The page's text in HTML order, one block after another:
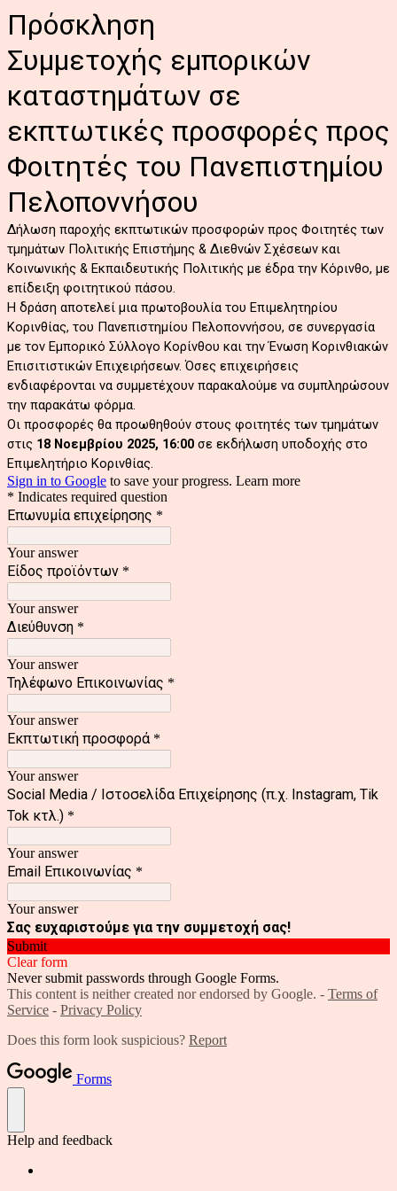
Πρόσκληση
Συμμετοχής εμπορικών
καταστημάτων σε
εκπτωτικές προσφορές προς
Φοιτητές του Πανεπιστημίου
Πελοποννήσου
Δήλωση παροχής εκπτωτικών προσφορών προς Φοιτητές των
τμημάτων Πολιτικής Επιστήμης & Διεθνών Σχέσεων και
Κοινωνικής & Εκπαιδευτικής Πολιτικής με έδρα την Κόρινθο, με
επίδειξη φοιτητικού πάσου.
Η δράση αποτελεί μια πρωτοβουλία του Επιμελητηρίου
Κορινθίας, του Πανεπιστημίου Πελοποννήσου, σε συνεργασία
με τον Εμπορικό Σύλλογο Κορίνθου και την Ένωση Κορινθιακών
Επισιτιστικών Επιχειρήσεων. Όσες επιχειρήσεις
ενδιαφέρονται να συμμετέχουν παρακαλούμε να συμπληρώσουν
την παρακάτω φόρμα.
Οι προσφορές θα προωθηθούν στους φοιτητές των τμημάτων
στις 18 Νοεμβρίου 2025, 16:00 σε εκδήλωση υποδοχής στο
Επιμελητήριο Κορινθίας.
Sign in to Google to save your progress. Learn more
* Indicates required question
Επωνυμία επιχείρησης *
Your answer
Είδος προϊόντων *
Your answer
Διεύθυνση *
Your answer
Τηλέφωνο Επικοινωνίας *
Your answer
Εκπτωτική προσφορά *
Your answer
Social Media / Ιστοσελίδα Επιχείρησης (π.χ. Instagram, Tik
Tok κτλ.) *
Your answer
Email Επικοινωνίας *
Your answer
Σας ευχαριστούμε για την συμμετοχή σας!
Submit
Clear form
Never submit passwords through Google Forms.
This content is neither created nor endorsed by Google. - Terms of
Service - Privacy Policy
Does this form look suspicious? Report
Forms
Help and feedback